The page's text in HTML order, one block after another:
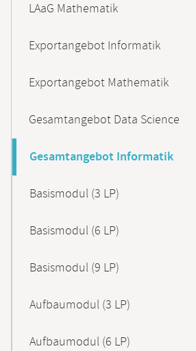
LAaG Mathematik
Exportangebot Informatik
Exportangebot Mathematik
Gesamtangebot Data Science
Gesamtangebot Informatik
Basismodul (3 LP)
Basismodul (6 LP)
Basismodul (9 LP)
Aufbaumodul (3 LP)
Aufbaumodul (6 LP)